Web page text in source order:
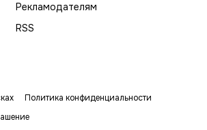
Рекламодателям
RSS
Политика конфиденциальности